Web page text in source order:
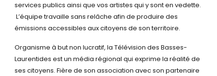
services publics ainsi que vos artistes qui y sont en vedette.
L’équipe travaille sans relâche afin de produire des
émissions accessibles aux citoyens de son territoire.
Organisme à but non lucratif, la Télévision des Basses-
Laurentides est un média régional qui exprime la réalité de
ses citoyens. Fière de son association avec son partenaire